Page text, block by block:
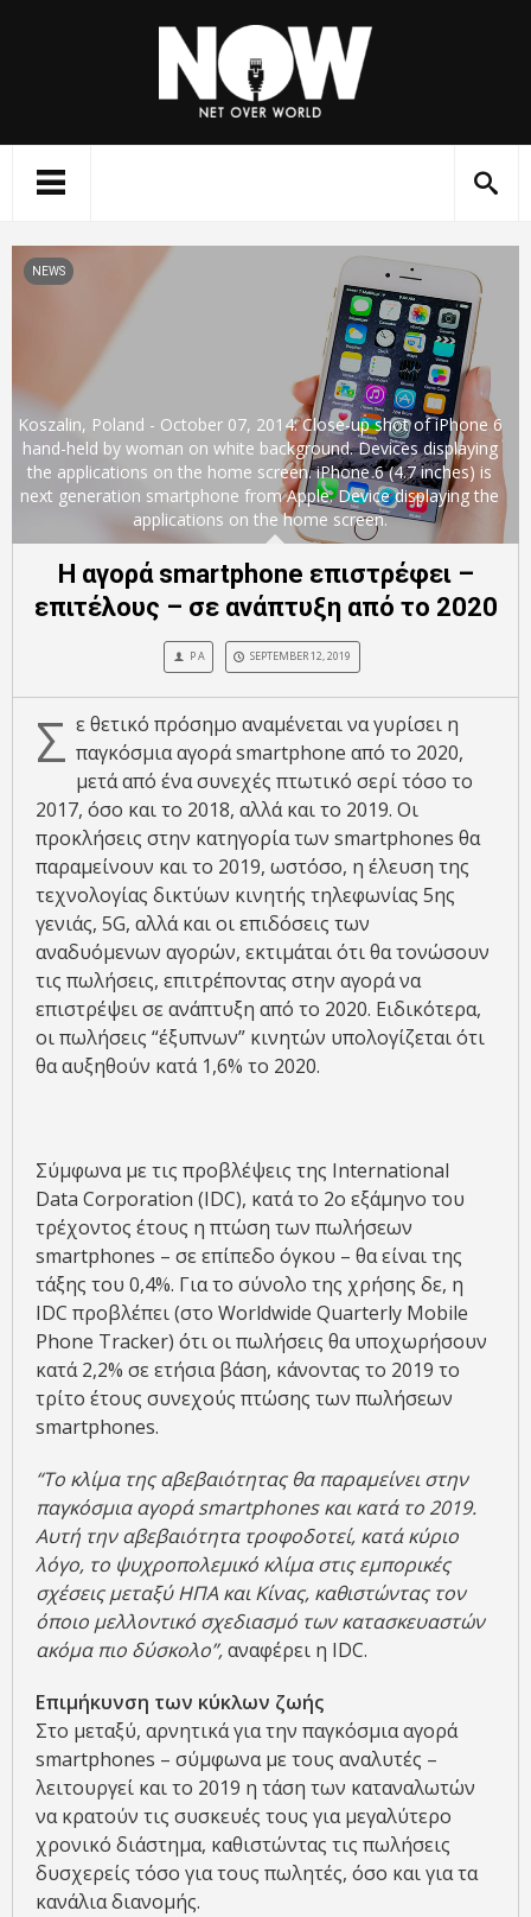
NEWS
Koszalin, Poland - October 07, 2014: Close-up shot of iPhone 6
hand-held by woman on white background. Devices displaying
the applications on the home screen. iPhone 6 (4.7 inches) is
next generation smartphone from Apple. Device displaying the
applications on the home screen.
Η αγορά smartphone επιστρέφει –
επιτέλους – σε ανάπτυξη από το 2020
P A SEPTEMBER 12, 2019
Σ ε θετικό πρόσημο αναμένεται να γυρίσει η
παγκόσμια αγορά smartphone από το 2020,
μετά από ένα συνεχές πτωτικό σερί τόσο το
2017, όσο και το 2018, αλλά και το 2019. Οι
προκλήσεις στην κατηγορία των smartphones θα
παραμείνουν και το 2019, ωστόσο, η έλευση της
τεχνολογίας δικτύων κινητής τηλεφωνίας 5ης
γενιάς, 5G, αλλά και οι επιδόσεις των
αναδυόμενων αγορών, εκτιμάται ότι θα τονώσουν
τις πωλήσεις, επιτρέποντας στην αγορά να
επιστρέψει σε ανάπτυξη από το 2020. Ειδικότερα,
οι πωλήσεις “έξυπνων” κινητών υπολογίζεται ότι
θα αυξηθούν κατά 1,6% το 2020.
Σύμφωνα με τις προβλέψεις της International
Data Corporation (IDC), κατά το 2ο εξάμηνο του
τρέχοντος έτους η πτώση των πωλήσεων
smartphones – σε επίπεδο όγκου – θα είναι της
τάξης του 0,4%. Για το σύνολο της χρήσης δε, η
IDC προβλέπει (στο Worldwide Quarterly Mobile
Phone Tracker) ότι οι πωλήσεις θα υποχωρήσουν
κατά 2,2% σε ετήσια βάση, κάνοντας το 2019 το
τρίτο έτους συνεχούς πτώσης των πωλήσεων
smartphones.
“Το κλίμα της αβεβαιότητας θα παραμείνει στην
παγκόσμια αγορά smartphonesκαι κατά το 2019.
Αυτή την αβεβαιότητα τροφοδοτεί, κατά κύριο
λόγο, το ψυχροπολεμικό κλίμα στις εμπορικές
σχέσεις μεταξύ ΗΠΑ και Κίνας, καθιστώντας τον
όποιο μελλοντικό σχεδιασμό των κατασκευαστών
ακόμα πιο δύσκολο”,αναφέρει η IDC.
Επιμήκυνση των κύκλων ζωής
Στο μεταξύ, αρνητικά για την παγκόσμια αγορά
smartphones – σύμφωνα με τους αναλυτές –
λειτουργεί και το 2019 η τάση των καταναλωτών
να κρατούν τις συσκευές τους για μεγαλύτερο
χρονικό διάστημα, καθιστώντας τις πωλήσεις
δυσχερείς τόσο για τους πωλητές, όσο και για τα
κανάλια διανομής.